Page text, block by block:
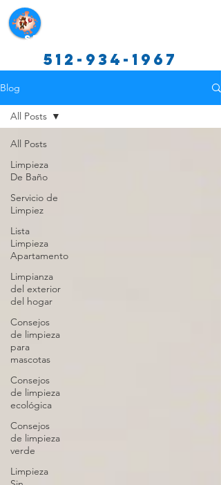
Servicios de limpieza de
512-934-1967
Blog
All Posts
Limpieza
De Baño
Servicio de
Limpiez
Lista
Limpieza
Apartamento
Limpianza
del exterior
del hogar
Consejos
de limpieza
para
mascotas
Consejos
de limpieza
ecológica
Consejos
de limpieza
verde
Limpieza
All Posts